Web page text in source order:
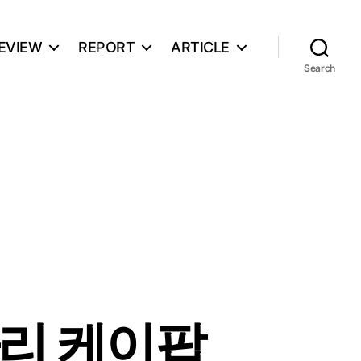
REPORT ARTICLE
Search
케이팝